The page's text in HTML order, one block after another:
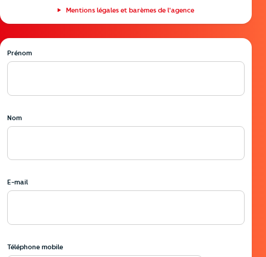
Mentions légales et barèmes de l'agence
Prénom
Nom
E-mail
Téléphone mobile